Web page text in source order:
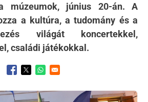
múzeumok, június 20-án. A
a kultúra, a tudomány és a
világát koncertekkel,
családi játékokkal.
Opens in a new window
Opens in a new window
Opens in a new window